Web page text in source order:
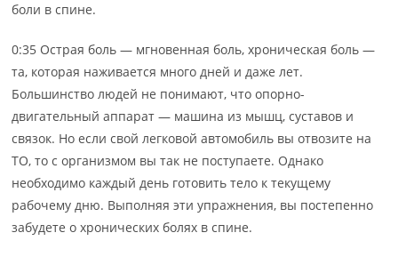
боли в спине.
0:35 Острая боль — мгновенная боль, хроническая боль —
та, которая наживается много дней и даже лет.
Большинство людей не понимают, что опорно-
двигательный аппарат — машина из мышц, суставов и
связок. Но если свой легковой автомобиль вы отвозите на
ТО, то с организмом вы так не поступаете. Однако
необходимо каждый день готовить тело к текущему
рабочему дню. Выполняя эти упражнения, вы постепенно
забудете о хронических болях в спине.